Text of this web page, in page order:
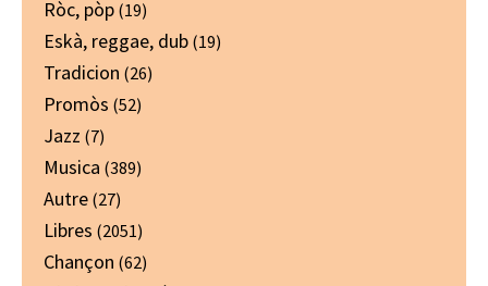
Ròc, pòp (19)
Eskà, reggae, dub (19)
Tradicion (26)
Promòs (52)
Jazz (7)
Musica (389)
Autre (27)
Libres (2051)
Chançon (62)